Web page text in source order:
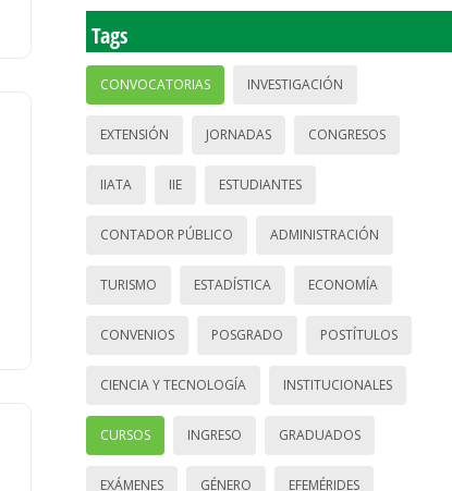
Tags
CONVOCATORIAS INVESTIGACIÓN
EXTENSIÓN JORNADAS CONGRESOS
IIATA IIE ESTUDIANTES
CONTADOR PÚBLICO ADMINISTRACIÓN
TURISMO ESTADÍSTICA ECONOMÍA
CONVENIOS POSGRADO POSTÍTULOS
CIENCIA Y TECNOLOGÍA INSTITUCIONALES
CURSOS INGRESO GRADUADOS
EXÁMENES GÉNERO EFEMÉRIDES